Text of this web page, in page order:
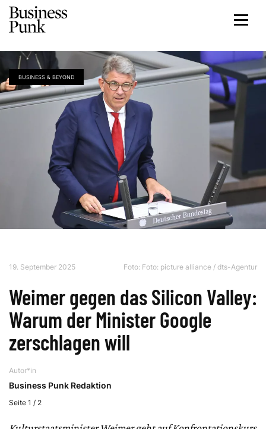
BUSINESS & BEYOND
19. September 2025 Foto: Foto: picture alliance / dts-Agentur
Weimer gegen das Silicon Valley:
Warum der Minister Google
zerschlagen will
Autor*in
Business Punk Redaktion
Seite 1 / 2